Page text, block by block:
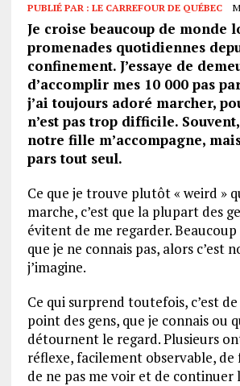
PUBLIÉ PAR : LE CARREFOUR DE QUÉBEC
Je croise beaucoup de monde
promenades quotidiennes
confinement. J’essaye de
d’accomplir mes 10 000 pas
j’ai toujours adoré marcher,
n’est pas trop difficile.
notre fille m’accompagne,
pars tout seul.
Ce que je trouve plutôt « weird »
marche, c’est que la plupart des
évitent de me regarder. Beaucoup
que je ne connais pas, alors c’est
j’imagine.
Ce qui surprend toutefois, c’est
point des gens, que je connais ou
détournent le regard. Plusieurs
réflexe, facilement observable,
de ne pas me voir et de continuer